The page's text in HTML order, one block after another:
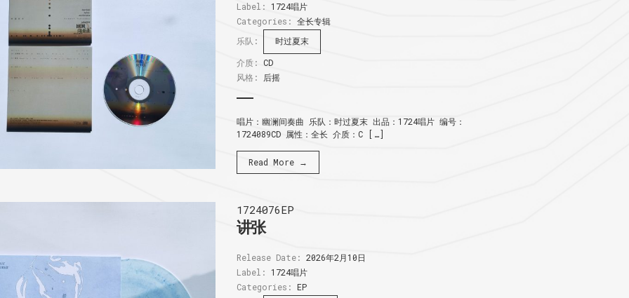
Label: 1724唱片
Categories: 全长专辑
乐队:
时过夏末
介质: CD
风格:
后摇
唱片：幽澜间奏曲 乐队：时过夏末 出品：1724唱片 编号：
1724089CD 属性：全长 介质：C […]
Read More →
1724076EP
讲张
Release Date: 2026年2月10日
Label: 1724唱片
Categories: EP